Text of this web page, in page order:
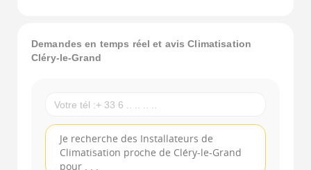
Demandes en temps réel et avis Climatisation
Cléry-le-Grand